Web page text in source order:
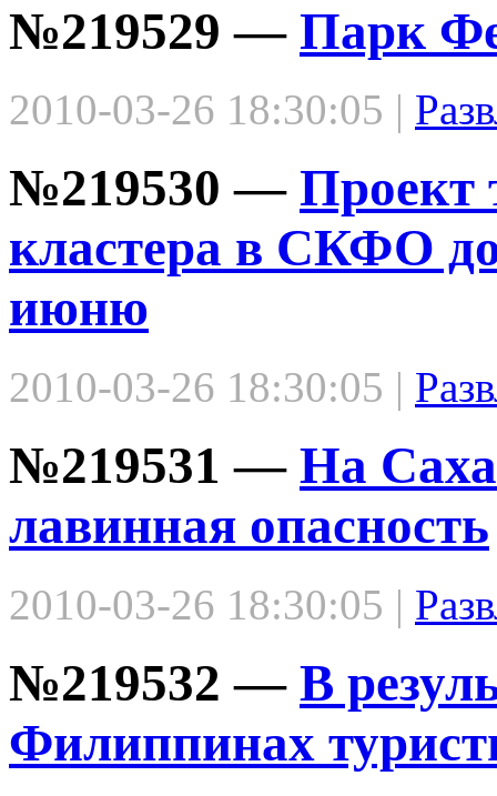
№219529 — Парк
2010-03-26 18:30:05 |
№219530 — Проект
кластера в СКФО
июню
2010-03-26 18:30:05 |
№219531 — На
лавинная опасность
2010-03-26 18:30:05 |
№219532 — В
Филиппинах